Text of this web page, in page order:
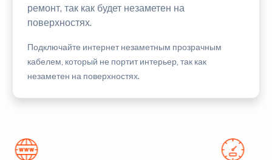
ремонт, так как будет незаметен на
поверхностях.
Подключайте интернет незаметным прозрачным
кабелем, который не портит интерьер, так как
незаметен на поверхностях.